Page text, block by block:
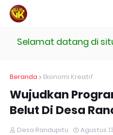
Selamat datang di
Beranda Ekonomi Kreatif
Wujudkan
Belut Di Desa
Desa Randupitu Agustus